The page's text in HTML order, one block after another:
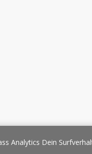
Copyright
Analytics Dein